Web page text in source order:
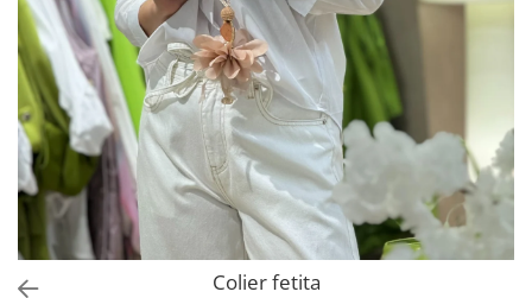
Tricouri si topuri
Rochii de eveniment
Colier fetita